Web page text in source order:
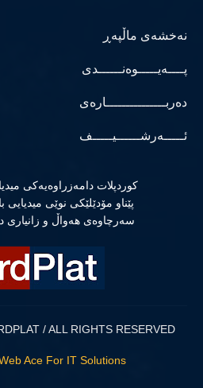
نەخشەی ماڵپەڕ
پــــەیـــــوەنــــــدی
دەربـــــــــــــــارەی
ئـــــەرشــــــیـــــف
كوردپلات دامەزراوەیەكی
پێناو مۆدێلێكی نوێی میدیایی
سەرچاوەی هەواڵ و زانیاری
/ ALL RIGHTS RESERVED
Ace For IT Solutions